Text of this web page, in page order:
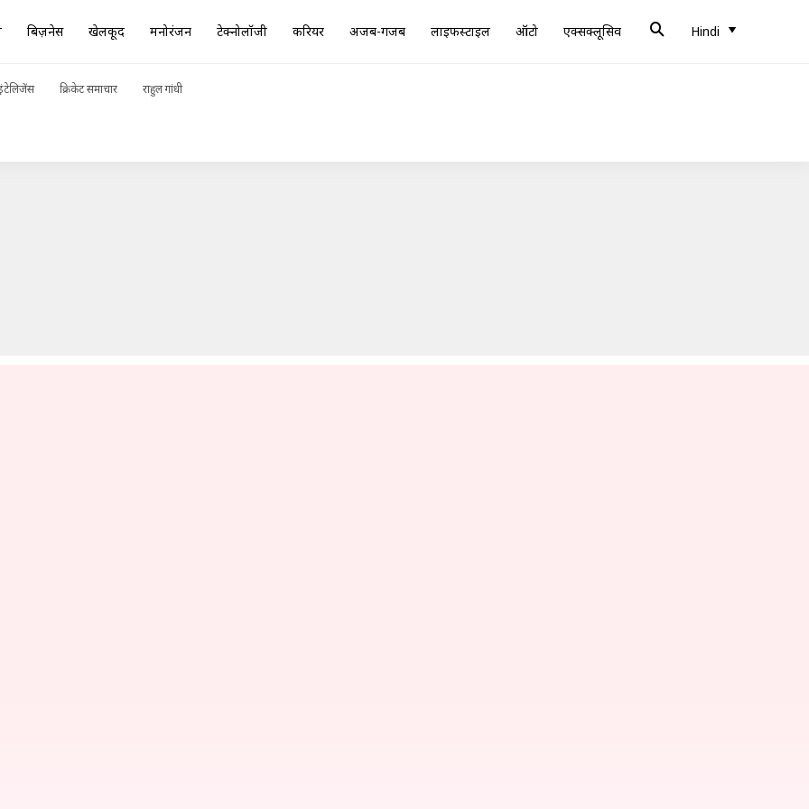
बिज़नेस खेलकूद मनोरंजन टेक्नोलॉजी करियर अजब-गजब लाइफस्टाइल ऑटो एक्सक्लूसिव Hindi
क्रिकेट समाचार राहुल गांधी
सकता है कोरोना वायरस